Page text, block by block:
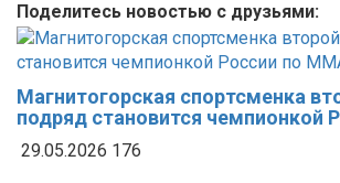
Поделитесь новостью с друзьями:
Магнитогорская спортсменка
подряд становится чемпионкой
29.05.2026 176